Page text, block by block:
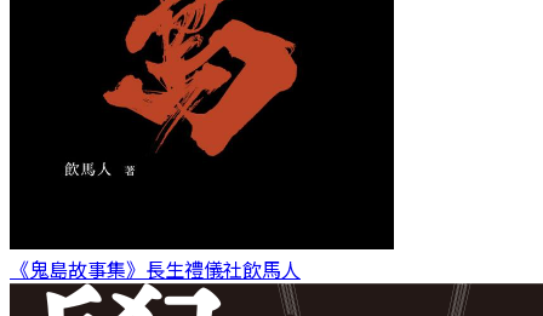
《鬼島故事集》長生禮儀社飲馬人